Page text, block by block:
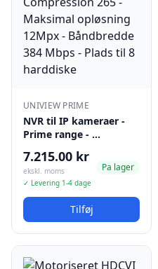
UNIVIEW PRIME
NVR til IP kameraer -
Prime range - …
7.215.00 kr
ekskl. moms
✓ Levering 1-4 dage
Pa lager
Tilføj